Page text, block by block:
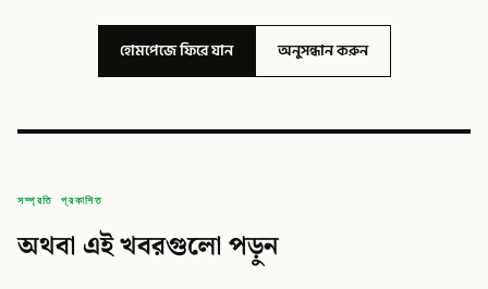
হোমপেজে ফিরে যান অনুসন্ধান করুন
সম্প্রতি প্রকাশিত
অথবা এই খবরগুলো পড়ুন